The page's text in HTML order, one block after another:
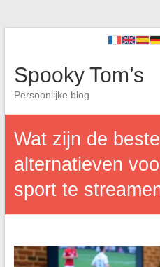
Spooky Tom’s
Persoonlijke blog
Wat zijn de
alternatieven
sport te